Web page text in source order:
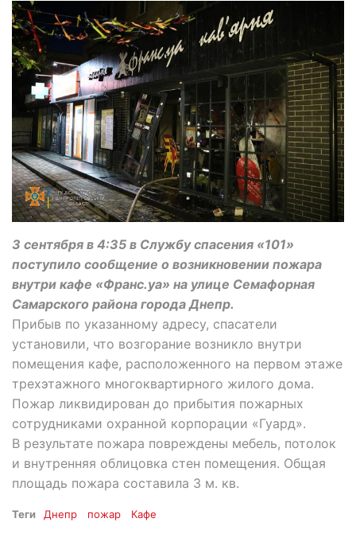
3 сентября в 4:35 в Службу спасения «101»
поступило сообщение о возникновении пожара
внутри кафе «Франс.уа» на улице Семафорная
Самарского района города Днепр.
Прибыв по указанному адресу, спасатели
установили, что возгорание возникло внутри
помещения кафе, расположенного на первом этаже
трехэтажного многоквартирного жилого дома.
Пожар ликвидирован до прибытия пожарных
сотрудниками охранной корпорации «Гуард».
В результате пожара повреждены мебель, потолок
и внутренняя облицовка стен помещения. Общая
площадь пожара составила 3 м. кв.
Теги Днепр пожар Кафе